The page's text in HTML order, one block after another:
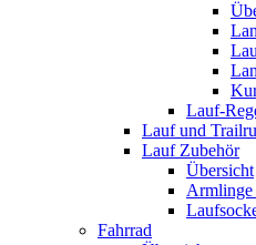
Lauf-
Lauf und
Lauf Zubehör
Übersicht
Fahrrad